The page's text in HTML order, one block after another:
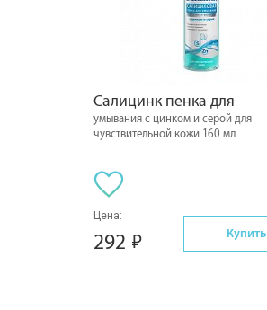
Салицинк пенка для
умывания с цинком и серой для
чувствительной кожи 160 мл
Цена:
292 Купить